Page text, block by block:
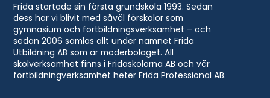
Frida startade sin första grundskola 1993. Sedan
dess har vi blivit med såväl förskolor som
gymnasium och fortbildningsverksamhet – och
sedan 2006 samlas allt under namnet Frida
Utbildning AB som är moderbolaget. All
skolverksamhet finns i Fridaskolorna AB och vår
fortbildningverksamhet heter Frida Professional AB.